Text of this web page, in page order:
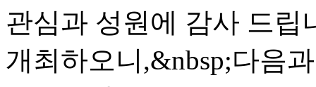
관심과 성원에 감사 드립
개최하오니,&nbsp;다음